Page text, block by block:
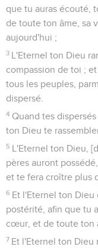
que tu auras écouté,
de toute ton âme, sa
aujourd'hui ;
3 L'Eternel ton Dieu
compassion de toi ;
tous les peuples,
dispersé.
4 Quand tes
ton Dieu te
5 L'Eternel ton Dieu,
pères auront
et te fera croître plus
6 Et l'Eternel ton
postérité, afin que tu
cœur, et de toute ton
7 Et l'Eternel ton Dieu